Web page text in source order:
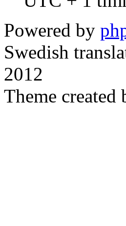
Powered by
Swedish
2012
Theme created